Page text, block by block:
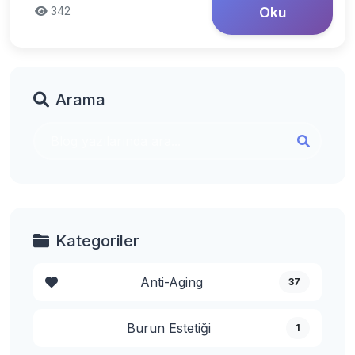
342
Oku
Arama
Kategoriler
Anti-Aging 37
Burun Estetiği 1